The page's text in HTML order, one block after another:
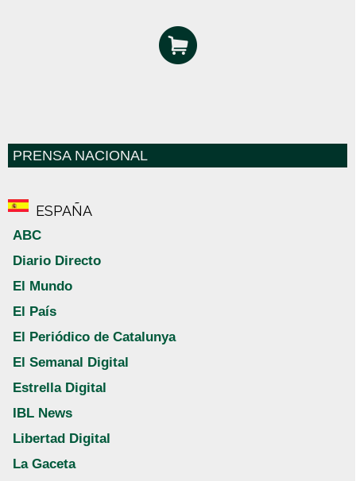
PRENSA NACIONAL
ESPAÑA
ABC
Diario Directo
El Mundo
El País
El Periódico de Catalunya
El Semanal Digital
Estrella Digital
IBL News
Libertad Digital
La Gaceta